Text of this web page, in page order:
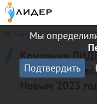
Мы
Подтвердить
Главная
Компания
поздравляет